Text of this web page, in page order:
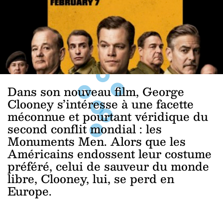
Dans son nouveau film, George
Clooney s’intéresse à une facette
méconnue et pourtant véridique du
second conflit mondial : les
Monuments Men. Alors que les
Américains endossent leur costume
préféré, celui de sauveur du monde
libre, Clooney, lui, se perd en
Europe.